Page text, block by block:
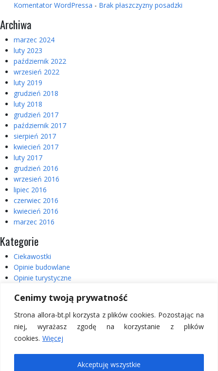
Cenimy twoją prywatność
Strona allora-bt.pl korzysta z plików cookies. Pozostając na
niej, wyrażasz zgodę na korzystanie z plików
cookies. Więcej
Akceptuję wszystkie
Komentator WordPressa - Brak płaszczyzny posadzki
Archiwa
marzec 2024
luty 2023
październik 2022
wrzesień 2022
luty 2019
grudzień 2018
luty 2018
grudzień 2017
październik 2017
sierpień 2017
kwiecień 2017
luty 2017
grudzień 2016
wrzesień 2016
lipiec 2016
czerwiec 2016
kwiecień 2016
marzec 2016
Kategorie
Ciekawostki
Opinie budowlane
Opinie turystyczne
Usterki
Wycieczki
Wycieczki – Włochy